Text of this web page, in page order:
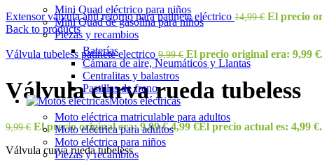
Mini Quad eléctrico para niños
Mini Quad de gasolina para niños
Piezas y recambios
Baterías
Cámara de aire, Neumáticos y Llantas
Centralitas y balastros
Pastillas de freno
Motos eléctricas
Moto eléctrica matriculable para adultos
Moto eléctrica para adultos
Moto eléctrica para niños
Piezas y recambios
Extensor válvula anti retorno para patinete eléctrico 14,99€ El precio
Back to products
Válvula tubeless patinete electrico 9,99€ El precio original era: 9,99
Válvula curva rueda tubeless
9,99€ El precio original era: 9,99 €.4,99 €El precio actual es: 4,99 €.
Válvula curva rueda tubeless